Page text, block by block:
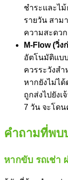
ชำระและไ
รายวัน สาม
ความสะดวก
M-Flow (วิ่
อัตโนมัติแบ
ควรระวังส
หากยังไม่ได้
ถูกส่งไปยังเ
7 วัน จะโดน
คำถามที่พบ
หากขับ รถเช่า